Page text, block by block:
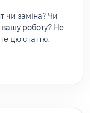
чи заміна? Чи
вашу роботу? Не
цю статтю.